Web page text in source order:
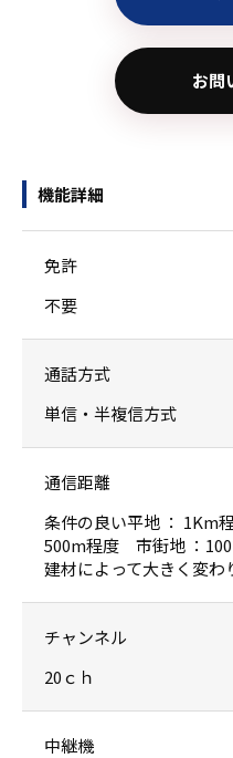
お問
機能詳細
免許
不要
通話方式
単信・半複信方式
通信距離
条件の良い平地 ： 1Km
500m程度 市街地 ：
建材によって大きく変わ
チャンネル
20ｃｈ
中継機